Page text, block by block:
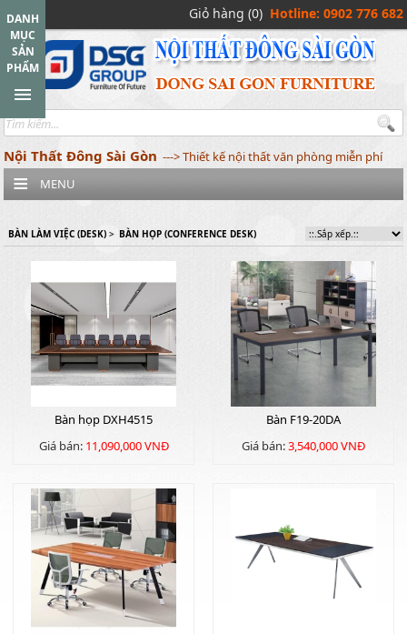
Giỏ hàng (0) Hotline: 0902 776 682
Nội Thất Đông Sài Gòn ---> Thiết kế nội thất văn phòng miễn phí
DANH
MỤC
SẢN
PHẨM
MENU
BÀN LÀM VIỆC (DESK) > BÀN HỌP (CONFERENCE DESK)
Bàn họp DXH4515
Giá bán: 11,090,000 VNĐ
Bàn F19-20DA
Giá bán:3,540,000 VNĐ